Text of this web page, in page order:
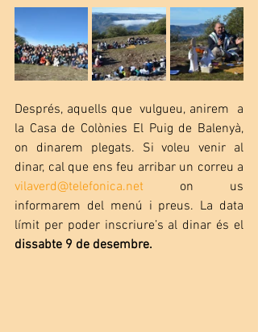
Després, aquells que  vulgueu, anirem  a
la Casa de Colònies El Puig de Balenyà,
on dinarem plegats. Si voleu venir al
vilaverd@telefonica.net on us
informarem del menú i preus. La data
límit per poder inscriure’s al dinar és el
dissabte 9 de desembre.